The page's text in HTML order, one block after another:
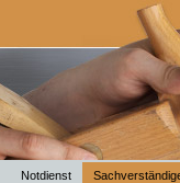
Notdienst